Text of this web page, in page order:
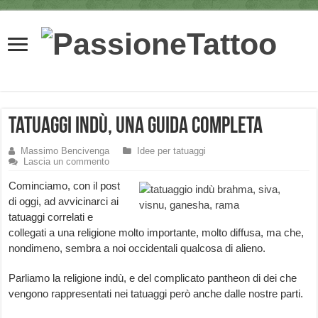
Tatuaggi indù, una guida completa
Massimo Bencivenga
Idee per tatuaggi
Lascia un commento
Cominciamo, con il post
di oggi, ad avvicinarci ai
tatuaggi correlati e
collegati a una religione molto importante, molto diffusa, ma che,
nondimeno, sembra a noi occidentali qualcosa di alieno.
Parliamo la religione indù, e del complicato pantheon di dei che
vengono rappresentati nei tatuaggi però anche dalle nostre parti.